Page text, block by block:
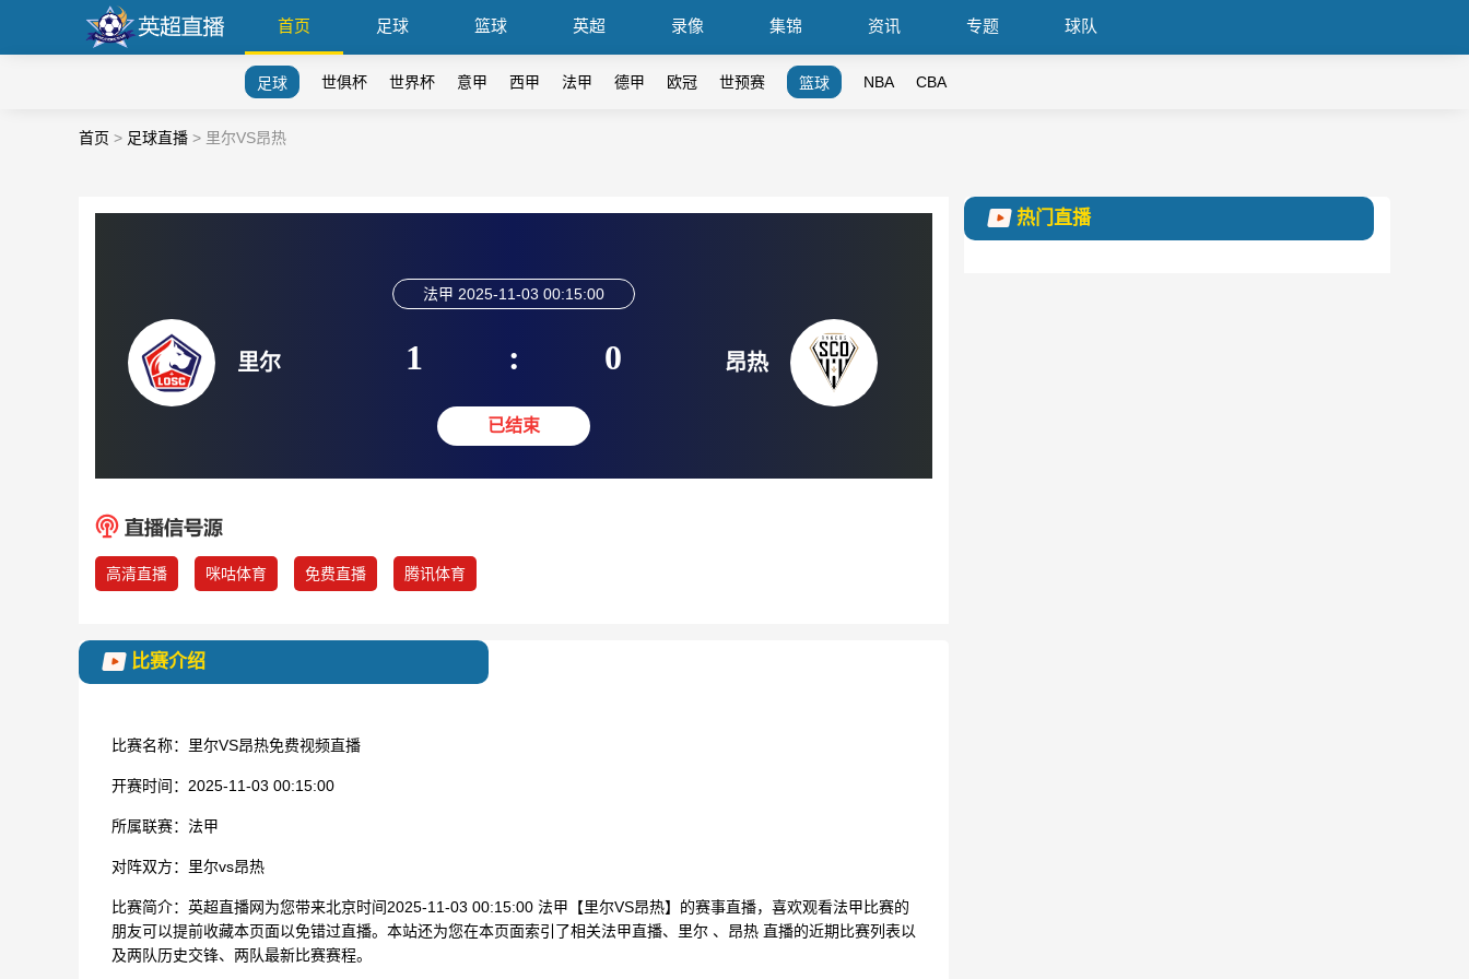
首页 足球 篮球 英超 录像 集锦 资讯 专题 球队
足球 世俱杯 世界杯 意甲 西甲 法甲 德甲 欧冠 世预赛 篮球 NBA CBA
首页 > 足球直播 > 里尔VS昂热
里尔
法甲 2025-11-03 00:15:00
1 : 0
已结束
昂热
高清直播 咪咕体育 免费直播 腾讯体育
比赛介绍
比赛名称： 里尔VS昂热免费视频直播
开赛时间： 2025-11-03 00:15:00
所属联赛： 法甲
对阵双方： 里尔vs昂热
比赛简介： 英超直播网为您带来北京时间2025-11-03 00:15:00 法甲【里尔VS昂热】的赛事直播，喜欢观看法甲比赛的
朋友可以提前收藏本页面以免错过直播。本站还为您在本页面索引了相关法甲直播、里尔 、昂热 直播的近期比赛列表以
及两队历史交锋、两队最新比赛赛程。
热门直播